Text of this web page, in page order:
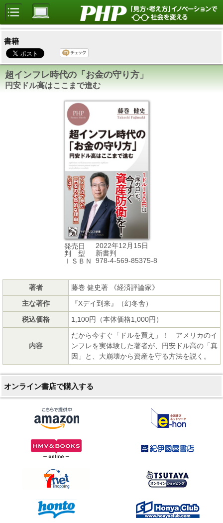
書籍
超インフレ時代の「お金の守り方」
円安ドル高はここまで進む
発売日
2022年12月15日
判 型
新書判
ＩＳＢＮ
978-4-569-85375-8
著者
藤巻 健史著 《経済評論家》
主な著作
『Xデイ到来』（幻冬舎）
税込価格
1,100円（本体価格1,000円）
内容
だから今すぐ「ドルを買え」！ アメリカのイ
ンフレを実体験した著者が、円安ドル高の「真
因」と、大崩壊から資産を守る方法を説く。
オンライン書店で購入する